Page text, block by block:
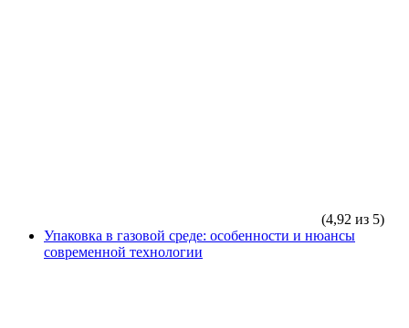
(4,92 из 5)
Упаковка в газовой среде: особенности и нюансы
современной технологии